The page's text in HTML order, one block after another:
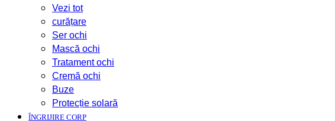
Vezi tot
curățare
Ser ochi
Mască ochi
Tratament ochi
Cremă ochi
Buze
Protecție solară
ÎNGRIJIRE CORP